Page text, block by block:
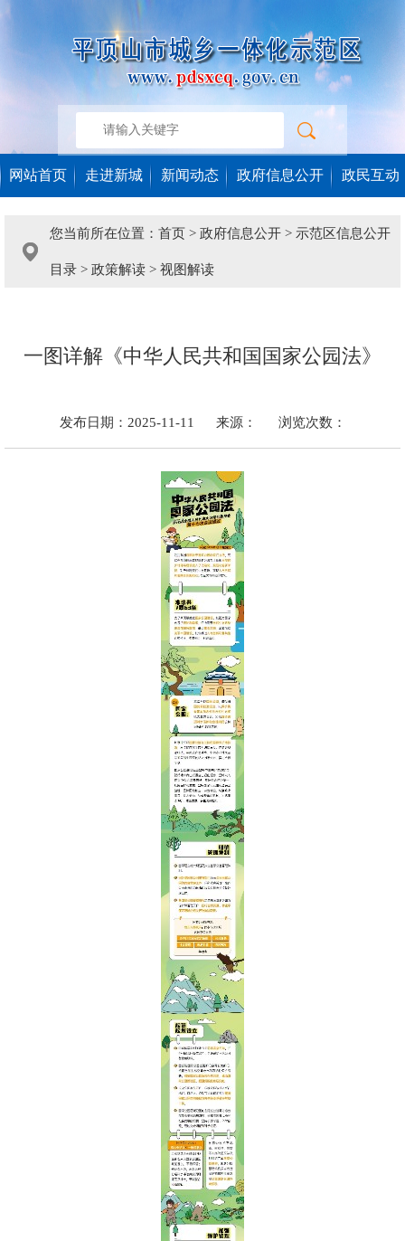
网站首页 走进新城 新闻动态 政府信息公开 政民互动
您当前所在位置： 首页 > 政府信息公开 > 示范区信息公开
目录 > 政策解读 > 视图解读
一图详解《中华人民共和国国家公园法》
发布日期：2025-11-11 来源： 浏览次数：